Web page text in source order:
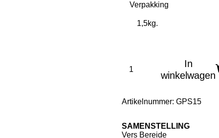
Verpakking
In
winkelwagen
Artikelnummer: GPS15
SAMENSTELLING
Vers Bereide